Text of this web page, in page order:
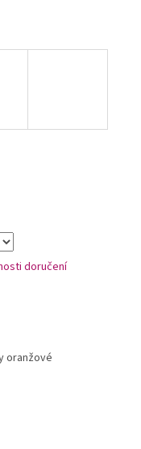
doručení
oranžové